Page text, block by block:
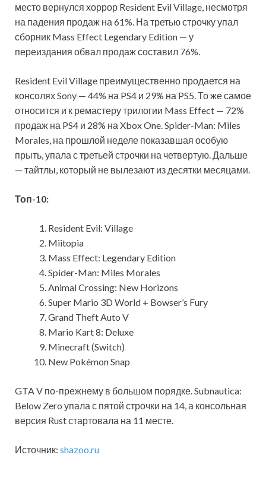
место вернулся хоррор Resident Evil Village, несмотря
на падения продаж на 61%. На третью строчку упал
сборник Mass Effect Legendary Edition — у
переиздания обвал продаж составил 76%.
Resident Evil Village преимущественно продается на
консолях Sony — 44% на PS4 и 29% на PS5. То же самое
относится и к ремастеру трилогии Mass Effect — 72%
продаж на PS4 и 28% на Xbox One. Spider-Man: Miles
Morales, на прошлой неделе показавшая особую
прыть, упала с третьей строчки на четвертую. Дальше
— тайтлы, который не вылезают из десятки месяцами.
Топ-10:
Resident Evil: Village
Miitopia
Mass Effect: Legendary Edition
Spider-Man: Miles Morales
Animal Crossing: New Horizons
Super Mario 3D World + Bowser’s Fury
Grand Theft Auto V
Mario Kart 8: Deluxe
Minecraft (Switch)
New Pokémon Snap
GTA V по-прежнему в большом порядке. Subnautica:
Below Zero упала с пятой строчки на 14, а консольная
версия Rust стартовала на 11 месте.
Источник: shazoo.ru